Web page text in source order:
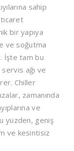
sahip
bir yapıya
ve soğutma
İşte tam bu
ağı ve
Chiller
zamanında
ve
yüzden, geniş
ve kesintisiz